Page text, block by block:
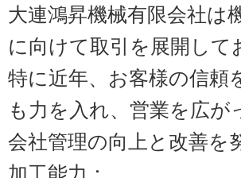
大連鴻昇機械有限会社は
に向けて取引を展開して
特に近年、お客様の信頼
も力を入れ、 営業を広が
会社管理の向上と改善を
加工能力：